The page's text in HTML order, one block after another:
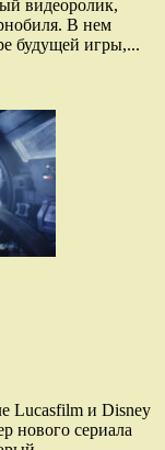
видеоролик,
В нем
будущей игры,...
Lucasfilm и Disney
нового сериала